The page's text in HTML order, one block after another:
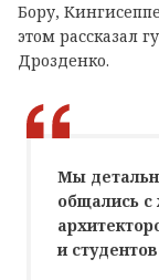
Бору,
этом рассказал
Дрозденко.
Мы
общались
и